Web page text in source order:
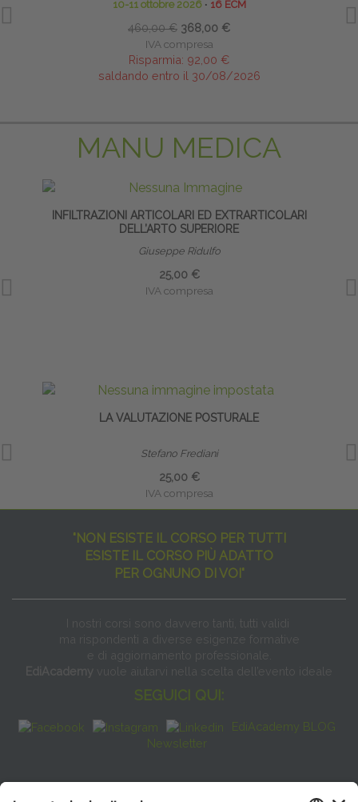
10-11 ottobre 2026 ∙ 16 ECM
460,00 € 368,00 €
IVA compresa
Risparmia: 92,00 €
saldando entro il 30/08/2026
MANU MEDICA
INFILTRAZIONI ARTICOLARI ED EXTRARTICOLARI
DELL’ARTO SUPERIORE
Giuseppe Ridulfo
25,00 €
IVA compresa
LA VALUTAZIONE POSTURALE
Stefano Frediani
25,00 €
IVA compresa
"NON ESISTE IL CORSO PER TUTTI
ESISTE IL CORSO PIÙ ADATTO
PER OGNUNO DI VOI"
I nostri corsi sono davvero tanti, tutti validi
ma rispondenti a diverse esigenze formative
e di aggiornamento professionale.
EdiAcademy vuole aiutarvi nella scelta dell’evento ideale
SEGUICI QUI:
EdiAcademy BLOG
Newsletter